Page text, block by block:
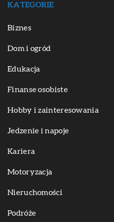
KATEGORIE
Biznes
Dom i ogród
Edukacja
Finanse osobiste
Hobby i zainteresowania
Jedzenie i napoje
Kariera
Motoryzacja
Nieruchomości
Podróże